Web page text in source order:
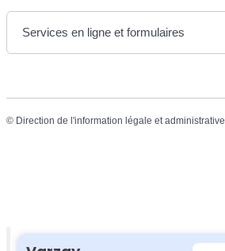
Services en ligne et formulaires
© Direction de l'information légale et administrative